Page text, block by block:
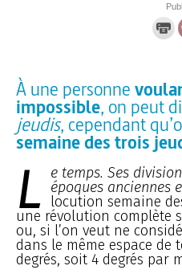
À une personne
impossible, on peut
jeudis, cependant
semaine des trois
L e temps. Ses
époques anciennes
locution semaine
une révolution complète
ou, si l’on veut ne
dans le même espace de
degrés, soit 4 degrés par